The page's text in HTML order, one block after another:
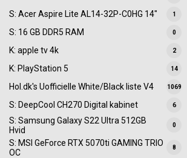
S: Acer Aspire Lite AL14-32P-C0HG 14" 1
S: 16 GB DDR5 RAM 0
K: apple tv 4k 2
K: PlayStation 5 14
Hol.dk's Uofficielle White/Black liste V4 1069
S: DeepCool CH270 Digital kabinet 6
S: Samsung Galaxy S22 Ultra 512GB
Hvid
0
S: MSI GeForce RTX 5070ti GAMING TRIO
OC
8